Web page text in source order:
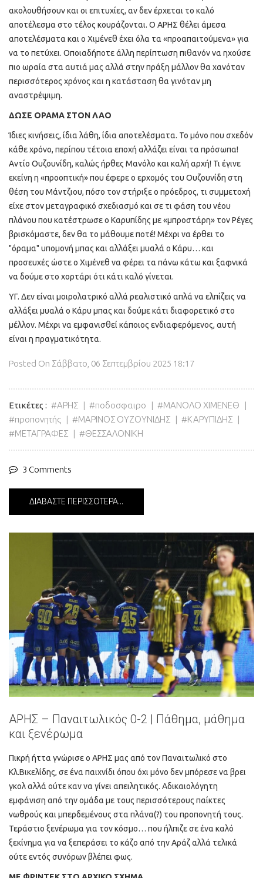
ακολουθήσουν και οι επιτυχίες, αν δεν έρχεται το καλό
αποτέλεσμα στο τέλος κουράζονται. Ο ΑΡΗΣ θέλει άμεσα
αποτελέσματα και ο Χιμένεθ έχει όλα τα «προαπαιτούμενα» για
να το πετύχει. Οποιαδήποτε άλλη περίπτωση πιθανόν να ηχούσε
πιο ωραία στα αυτιά μας αλλά στην πράξη μάλλον θα χανόταν
περισσότερος χρόνος και η κατάσταση θα γινόταν μη
αναστρέψιμη.
ΔΩΣΕ ΟΡΑΜΑ ΣΤΟΝ ΛΑΟ
Ίδιες κινήσεις, ίδια λάθη, ίδια αποτελέσματα. Το μόνο που σχεδόν
κάθε χρόνο, περίπου τέτοια εποχή αλλάζει είναι τα πρόσωπα!
Αντίο Ουζουνίδη, καλώς ήρθες Μανόλο και καλή αρχή! Τι έγινε
εκείνη η «προοπτική» που έφερε ο ερχομός του Ουζουνίδη στη
θέση του Μάντζιου, πόσο τον στήριξε ο πρόεδρος, τι συμμετοχή
είχε στον μεταγραφικό σχεδιασμό και σε τι φάση του νέου
πλάνου που κατέστρωσε ο Καρυπίδης με «μπροστάρη» τον Ρέγες
βρισκόμαστε, δεν θα το μάθουμε ποτέ! Μέχρι να έρθει το
"όραμα" υπομονή μπας και αλλάξει μυαλά ο Κάρυ… και
προσευχές ώστε ο Χιμένεθ να φέρει τα πάνω κάτω και ξαφνικά
να δούμε στο χορτάρι ότι κάτι καλό γίνεται.
ΥΓ. Δεν είναι μοιρολατρικό αλλά ρεαλιστικό απλά να ελπίζεις να
αλλάξει μυαλά ο Κάρυ μπας και δούμε κάτι διαφορετικό στο
μέλλον. Μέχρι να εμφανισθεί κάποιος ενδιαφερόμενος, αυτή
είναι η πραγματικότητα.
Posted On Σάββατο, 06 Σεπτεμβρίου 2025 18:17
Ετικέτες ΑΡΗΣ ποδοσφαιρο
ΜΑΝΟΛΟ ΧΙΜΕΝΕΘ
προπονητής
ΜΑΡΙΝΟΣ ΟΥΖΟΥΝΙΔΗΣ
ΚΑΡΥΠΙΔΗΣ
ΜΕΤΑΓΡΑΦΕΣ
ΘΕΣΣΑΛΟΝΙΚΗ
3 Comments
ΔΙΑΒΆΣΤΕ ΠΕΡΙΣΣΌΤΕΡΑ...
ΑΡΗΣ – Παναιτωλικός 0-2 | Πάθημα, μάθημα
και ξενέρωμα
Πικρή ήττα γνώρισε ο ΑΡΗΣ μας από τον Παναιτωλικό στο
Κλ.Βικελίδης, σε ένα παιχνίδι όπου όχι μόνο δεν μπόρεσε να βρει
γκολ αλλά ούτε καν να γίνει απειλητικός. Αδικαιολόγητη
εμφάνιση από την ομάδα με τους περισσότερους παίκτες
νωθρούς και μπερδεμένους στα πλάνα(?) του προπονητή τους.
Τεράστιο ξενέρωμα για τον κόσμο… που ήλπιζε σε ένα καλό
ξεκίνημα για να ξεπεράσει το κάζο από την Αράζ αλλά τελικά
ούτε εντός συνόρων βλέπει φως.